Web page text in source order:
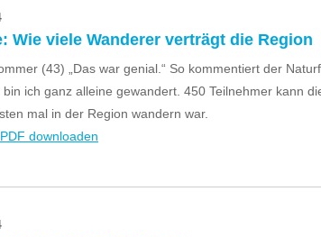
Wie viele Wanderer verträgt die Region
(43) „Das war genial.“ So kommentiert der
ich ganz alleine gewandert. 450 Teilnehmer kann
mal in der Region wandern war.
downloaden